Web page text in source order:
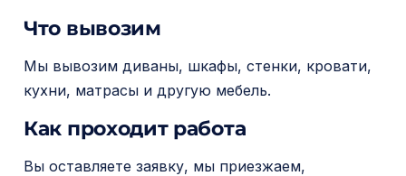
Что вывозим
Мы вывозим диваны, шкафы, стенки, кровати,
кухни, матрасы и другую мебель.
Как проходит работа
Вы оставляете заявку, мы приезжаем,